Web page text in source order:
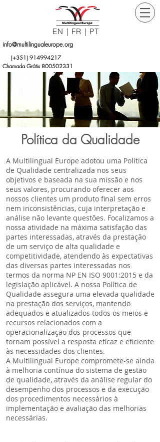
EN | FR | PT
info@multilingualeurope.org
(+351) 914994217
Chamada Grátis 800502331
Política da Qualidade
A Multilingual Europe adotou uma Política
de Qualidade centralizada nos seus
objetivos e baseada na sua missão e nos
seus valores, procurando oferecer aos
nossos clientes um produto final sem erros
nem inconsistências, cuja interpretação e
análise não levante questões. Focalizamos a
nossa atividade na máxima satisfação das
partes interessadas, através da prestação
de um serviço de alta qualidade e
competitividade, atendendo às expectativas
das diversas partes interessadas nos
termos da norma NP EN ISO 9001:2015 e da
legislação aplicável. A nossa Política de
Qualidade assegura uma elevada qualidade
na prestação dos serviços, mantendo
adequados e atualizados todos os meios e
recursos relacionados com a
operacionalização dos processos que
tornam possível a resposta eficaz e eficiente
às necessidades dos clientes.
A Multilingual Europe compromete-se ainda
à melhoria contínua do sistema de gestão
de qualidade, através da análise regular do
desempenho dos processos e da execução
dos procedimentos necessários à
implementação e avaliação das melhorias
necessárias.